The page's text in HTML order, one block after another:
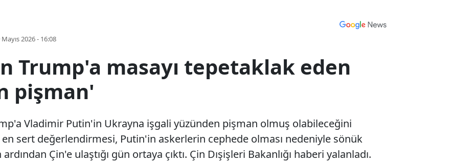
Mayıs 2026 - 16:08
Trump'a masayı tepetaklak eden
pişman'
Vladimir Putin'in Ukrayna işgali yüzünden pişman olmuş olabileceğini
sert değerlendirmesi, Putin'in askerlerin cephede olması nedeniyle sönük
Çin'e ulaştığı gün ortaya çıktı. Çin Dışişleri Bakanlığı haberi yalanladı.